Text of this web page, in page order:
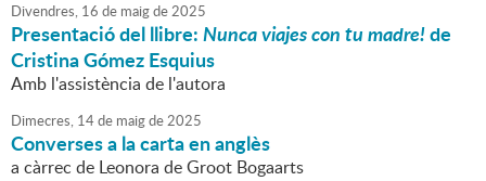
Divendres, 16 de maigde2025
Presentació del llibre:Nunca viajes con tu madre!de
Cristina Gómez Esquius
Amb l'assistència de l'autora
Dimecres, 14de maigde2025
Converses a la carta en anglès
a càrrec de Leonora de Groot Bogaarts